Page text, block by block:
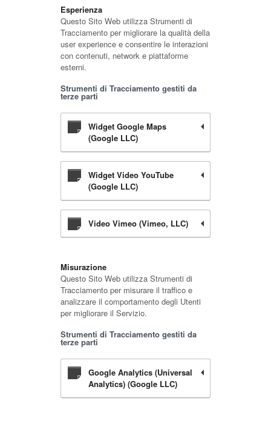
Esperienza
Questo Sito Web utilizza Strumenti di
Tracciamento per migliorare la qualità della
user experience e consentire le interazioni
con contenuti, network e piattaforme
esterni.
Strumenti di Tracciamento gestiti da
terze parti
Widget Google Maps
(Google LLC)
Widget Video YouTube
(Google LLC)
Video Vimeo (Vimeo, LLC)
Misurazione
Questo Sito Web utilizza Strumenti di
Tracciamento per misurare il traffico e
analizzare il comportamento degli Utenti
per migliorare il Servizio.
Strumenti di Tracciamento gestiti da
terze parti
Google Analytics (Universal
Analytics) (Google LLC)